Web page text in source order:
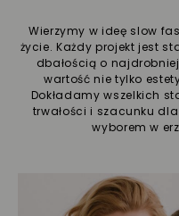
Wierzymy w ideę slow
życie. Każdy projekt jest
dbałością o
wartość nie tylko
Dokładamy wszelkich
trwałości i szacunku
wyborem w